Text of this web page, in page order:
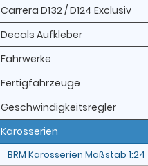
Carrera D132 / D124 Exclusiv
Decals Aufkleber
Fahrwerke
Fertigfahrzeuge
Geschwindigkeitsregler
Karosserien
BRM Karosserien Maßstab 1:24